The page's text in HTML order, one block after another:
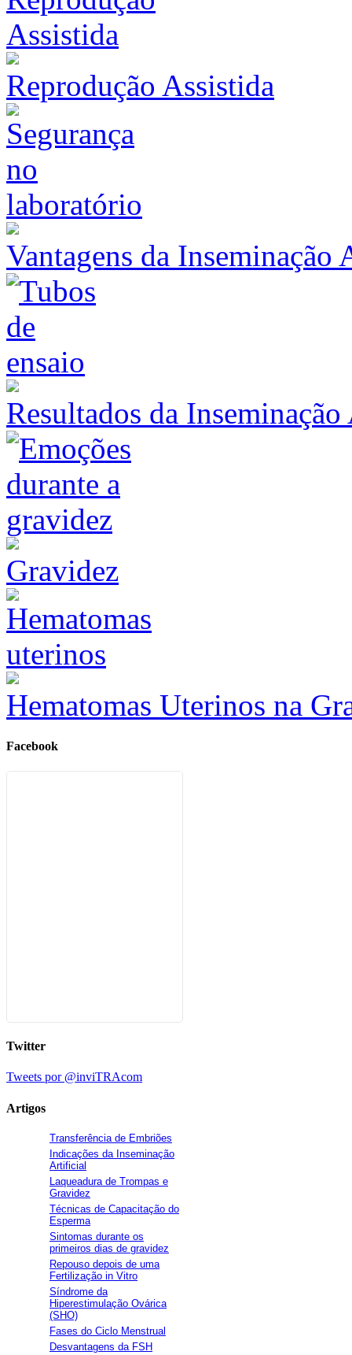
Reprodução Assistida
Vantagens da
Resultados da
Gravidez
Hematomas Uterinos na
Facebook
Twitter
Tweets por @inviTRAcom
Artigos
Transferência de Embriões
Indicações da Inseminação
Artificial
Laqueadura de Trompas e
Gravidez
Técnicas de Capacitação do
Esperma
Sintomas durante os
primeiros dias de gravidez
Repouso depois de uma
Fertilização in Vitro
Síndrome da
Hiperestimulação Ovárica
(SHO)
Fases do Ciclo Menstrual
Desvantagens da FSH